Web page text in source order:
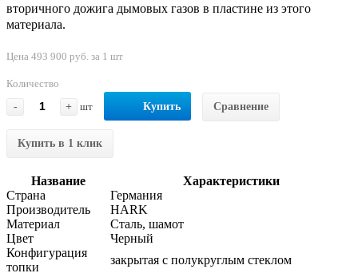
вторичного дожига дымовых газов в пластине из этого
материала.
Цена 493 900 руб. за 1 шт
Количество
-
+ шт Купить Сравнение
Купить в 1 клик
Название
Характеристики
Страна
Германия
Производитель
HARK
Материал
Сталь, шамот
Цвет
Черный
Конфигурация
топки
закрытая с полукруглым стеклом